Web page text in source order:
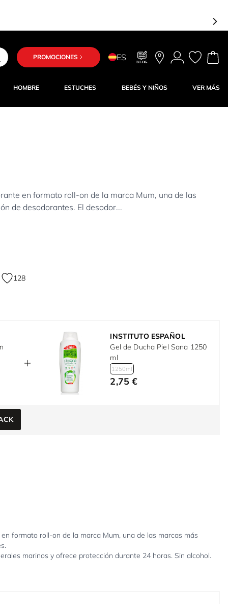
PROMOCIONES ES BLOG
HOMBRE ESTUCHES BEBÉS Y NIÑOS VER MÁS
en formato roll-on de la marca Mum, una de las
de desodorantes. El desodor...
128
INSTITUTO ESPAÑOL
Gel de Ducha Piel Sana 1250
ml
1250ml
2,75 €
formato roll-on de la marca Mum, una de las marcas más
marinos y ofrece protección durante 24 horas. Sin alcohol.